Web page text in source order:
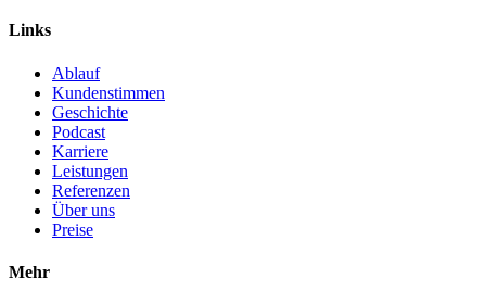
Links
Ablauf
Kundenstimmen
Geschichte
Podcast
Karriere
Leistungen
Referenzen
Über uns
Preise
Mehr